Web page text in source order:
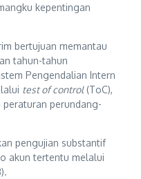
kepentingan
bertujuan memantau
tahun-tahun
Pengendalian Intern
test of control(ToC),
perundang-
pengujian substantif
akun tertentu melalui